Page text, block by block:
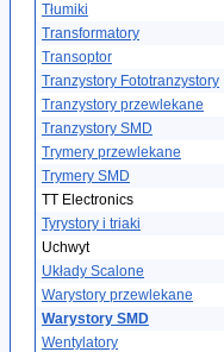
Tłumiki
Transformatory
Transoptor
Tranzystory Fototranzystory
Tranzystory przewlekane
Tranzystory SMD
Trymery przewlekane
Trymery SMD
TT Electronics
Tyrystory i triaki
Uchwyt
Układy Scalone
Warystory przewlekane
Warystory SMD
Wentylatory